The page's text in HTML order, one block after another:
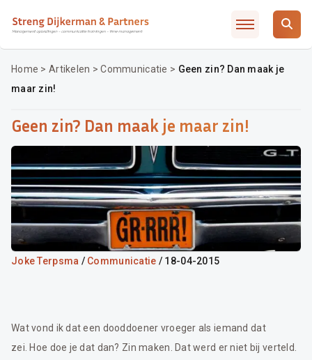
Over SD&P
Waarom SD&P
Incompany / MD traject
Opleidingsadvies
Contact
Inschrijven
Home > Artikelen >Communicatie > Geen zin? Dan maak je
maar zin!
Geen zin? Dan maak je maar zin!
Joke Terpsma / Communicatie / 18-04-2015
Wat vond ik dat een dooddoener vroeger als iemand dat
zei. Hoe doe je dat dan? Zin maken. Dat werd er niet bij verteld.